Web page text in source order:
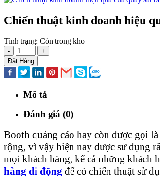
Chiến thuật kinh doanh hiệu
Tình trạng: Còn trong kho
-
+
Đặt Hàng
Mô tả
Đánh giá (0)
Booth quảng cáo hay còn được gọi
rộng, vì vậy hiện nay được sử dụng
mọi khách hàng, kể cả những khách
hàng di động để có chiến thuật sử